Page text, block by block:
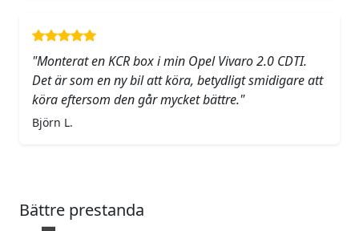
"Monterat en KCR box i min Opel Vivaro 2.0 CDTI.
Det är som en ny bil att köra, betydligt smidigare att
köra eftersom den går mycket bättre."
Björn L.
Bättre prestanda